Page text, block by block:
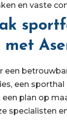
en vaste
een
een sporthal
een plan op
specialisten